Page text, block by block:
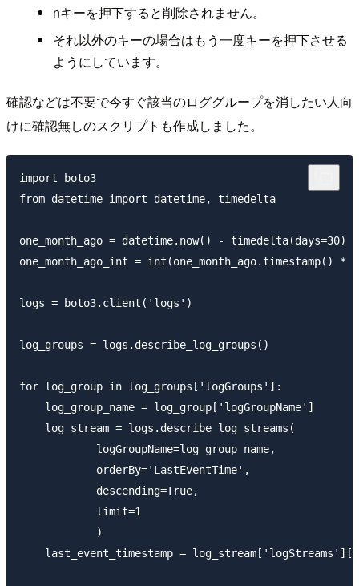
nキーを押下すると削除されません。
それ以外のキーの場合はもう一度キーを押下させる
ようにしています。
確認などは不要で今すぐ該当のロググループを消したい人向
けに確認無しのスクリプトも作成しました。
import boto3
from datetime import datetime, timedelta
one_month_ago = datetime.now() - timedelta(days=30)
one_month_ago_int = int(one_month_ago.timestamp() *
logs = boto3.client('logs')
log_groups = logs.describe_log_groups()
for log_group in log_groups['logGroups']:
    log_group_name = log_group['logGroupName']
    log_stream = logs.describe_log_streams(
            logGroupName=log_group_name,
            orderBy='LastEventTime',
            descending=True,
            limit=1
            )
last_event_timestamp =